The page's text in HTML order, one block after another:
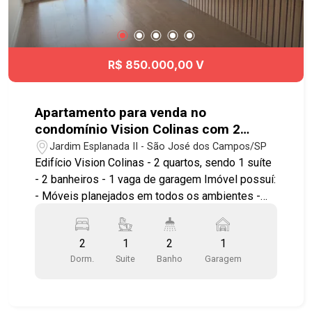
Sebastião Paulo de Toledo Pontes, Avenida
Juscelino Kubitschek e ao Centro da cidade, além
de rápida conexão com o Anel Viário e a Rodovia
Presidente Dutra, facilitando o deslocamento
para todas as regiões de São José dos Campos.
#geraçãoimóveis #aptovenda #aptovendaSJC
#VilaIndustrial
R$ 850.000,00 V
Apartamento para venda no
condomínio Vision Colinas com 2
quartos sendo 1 suíte - 60 m² - No
bairro Jardim Esplanada II - SJC
Jardim Esplanada II - São José dos Campos/SP
Edifício Vision Colinas - 2 quartos, sendo 1 suíte
- 2 banheiros - 1 vaga de garagem Imóvel possuí:
- Móveis planejados em todos os ambientes -
planejada - Sistema de água quente - Excelente
iluminação e ventilação natural - Vista privilegiada
e definitiva - Andar Alto Área de lazer com
2
Dorm.
1
Suite
2
Banho
1
Garagem